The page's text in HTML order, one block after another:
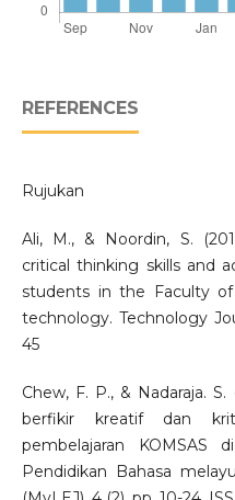
REFERENCES
Rujukan
Ali, M., & Noordin, S.
critical thinking skills and
students in the Faculty of
technology. Technology
45
Chew, F. P., & Nadaraja.
berfikir kreatif dan
pembelajaran KOMSAS
Pendidikan Bahasa